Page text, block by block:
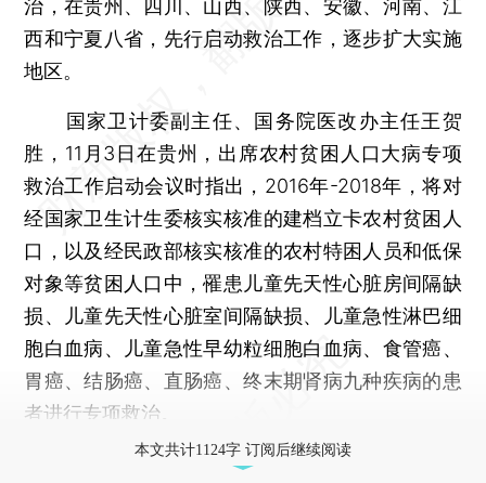
治，在贵州、四川、山西、陕西、安徽、河南、江
西和宁夏八省，先行启动救治工作，逐步扩大实施
地区。
国家卫计委副主任、国务院医改办主任王贺
胜，11月3日在贵州，出席农村贫困人口大病专项
救治工作启动会议时指出，2016年-2018年，将对
经国家卫生计生委核实核准的建档立卡农村贫困人
口，以及经民政部核实核准的农村特困人员和低保
对象等贫困人口中，罹患儿童先天性心脏房间隔缺
损、儿童先天性心脏室间隔缺损、儿童急性淋巴细
胞白血病、儿童急性早幼粒细胞白血病、食管癌、
胃癌、结肠癌、直肠癌、终末期肾病九种疾病的患
者进行专项救治。
本文共计1124字 订阅后继续阅读